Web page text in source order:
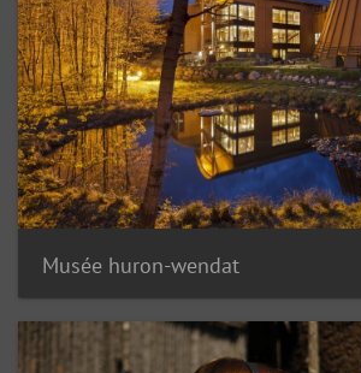
Musée huron-wendat